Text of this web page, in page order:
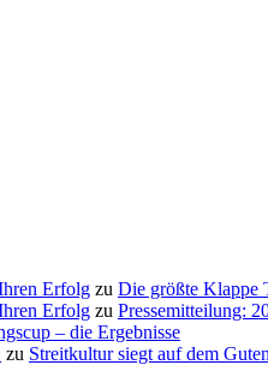
Erfolg zu Die größte Klappe
Erfolg zu Pressemitteilung:
– die Ergebnisse
zu Streitkultur siegt auf dem